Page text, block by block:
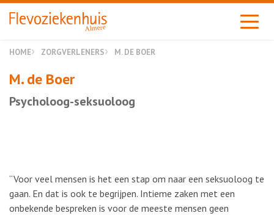
Almere
HOME ZORGVERLENERS M. DE BOER
M. de Boer
Psycholoog-seksuoloog
“Voor veel mensen is het een stap om naar een seksuoloog te
gaan. En dat is ook te begrijpen. Intieme zaken met een
onbekende bespreken is voor de meeste mensen geen